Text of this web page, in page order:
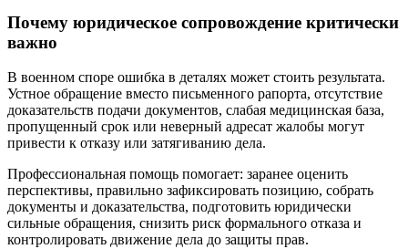
Почему юридическое сопровождение критически
важно
В военном споре ошибка в деталях может стоить результата.
Устное обращение вместо письменного рапорта, отсутствие
доказательств подачи документов, слабая медицинская база,
пропущенный срок или неверный адресат жалобы могут
привести к отказу или затягиванию дела.
Профессиональная помощь помогает: заранее оценить
перспективы, правильно зафиксировать позицию, собрать
документы и доказательства, подготовить юридически
сильные обращения, снизить риск формального отказа и
контролировать движение дела до защиты прав.